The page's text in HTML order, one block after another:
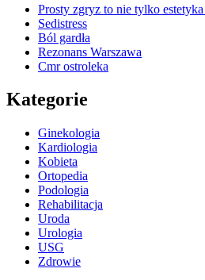
Prosty zgryz to nie tylko
Sedistress
Ból gardła
Rezonans Warszawa
Cmr ostroleka
Kategorie
Ginekologia
Kardiologia
Kobieta
Ortopedia
Podologia
Rehabilitacja
Uroda
Urologia
USG
Zdrowie